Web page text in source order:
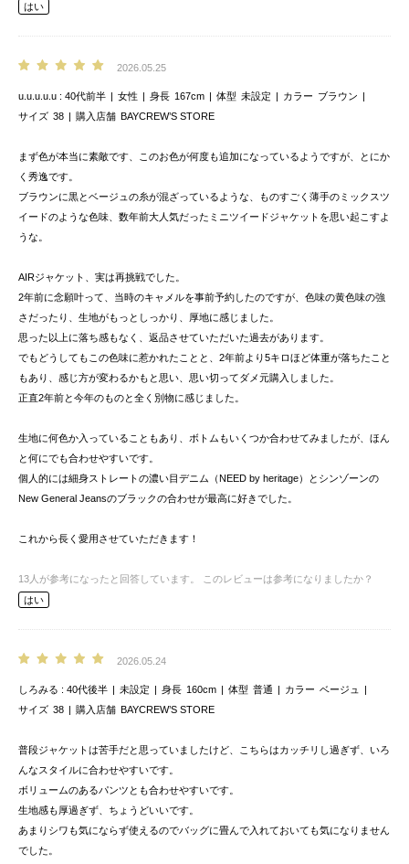
はい
2026.05.25
u.u.u.u.u 40代前半 女性 身長 167cm 体型 未設定 カラー ブラウン
サイズ 38 購入店舗 BAYCREW’S STORE
まず色が本当に素敵です、このお色が何度も追加になっているようですが、とにか
く秀逸です。
ブラウンに黒とベージュの糸が混ざっているような、ものすごく薄手のミックスツ
イードのような色味、数年前大人気だったミニツイードジャケットを思い起こすよ
うな。
AIRジャケット、実は再挑戦でした。
2年前に念願叶って、当時のキャメルを事前予約したのですが、色味の黄色味の強
さだったり、生地がもっとしっかり、厚地に感じました。
思った以上に落ち感もなく、返品させていただいた過去があります。
でもどうしてもこの色味に惹かれたことと、2年前より5キロほど体重が落ちたこと
もあり、感じ方が変わるかもと思い、思い切ってダメ元購入しました。
正直2年前と今年のものと全く別物に感じました。
生地に何色か入っていることもあり、ボトムもいくつか合わせてみましたが、ほん
と何にでも合わせやすいです。
個人的には細身ストレートの濃い目デニム（NEED by heritage）とシンゾーンの
New General Jeansのブラックの合わせが最高に好きでした。
これから長く愛用させていただきます！
13 人が参考になったと回答しています。
このレビューは参考になりましたか？
はい
2026.05.24
しろみる 40代後半 未設定 身長 160cm 体型 普通 カラー ベージュ
サイズ 38 購入店舗 BAYCREW’S STORE
普段ジャケットは苦手だと思っていましたけど、こちらはカッチリし過ぎず、いろ
んなスタイルに合わせやすいです。
ボリュームのあるパンツとも合わせやすいです。
生地感も厚過ぎず、ちょうどいいです。
あまりシワも気にならず使えるのでバッグに畳んで入れておいても気になりません
でした。